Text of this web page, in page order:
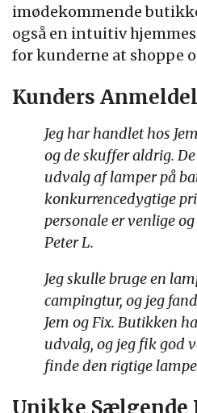
imødekommende
også en intuitiv
for kunderne at shoppe
Kunders
Jeg har handlet hos
og de skuffer aldrig.
udvalg af lamper på
konkurrencedygtige
personale er venlige
Peter L.
Jeg skulle bruge en
campingtur, og jeg
Jem og Fix. Butikken
udvalg, og jeg fik god
finde den rigtige
Unikke Sælgende